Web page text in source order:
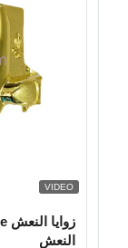
VIDEO
النعش